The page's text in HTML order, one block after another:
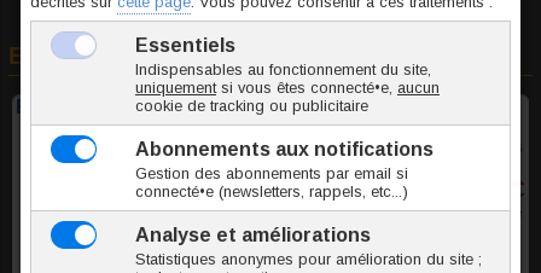
En rapport avec cet article
Boule acrylique Perle Nacrée pour 1.6mm
4 tailles - 5 couleurs
2,60 €
TTC l'unite